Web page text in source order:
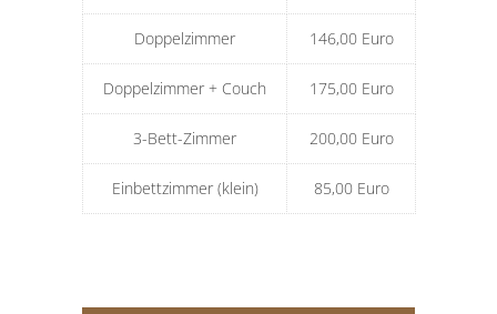
Doppelzimmer 146,00 Euro
Doppelzimmer + Couch 175,00 Euro
3-Bett-Zimmer 200,00 Euro
Einbettzimmer (klein) 85,00 Euro